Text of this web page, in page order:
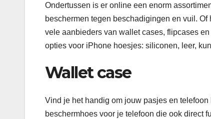
Ondertussen is er online een enorm
beschermen tegen beschadigingen en vuil.
vele aanbieders van wallet cases, flipcases
opties voor iPhone hoesjes: siliconen, leer,
Wallet case
Vind je het handig om jouw pasjes en
beschermhoes voor je telefoon die ook direct